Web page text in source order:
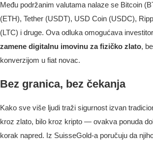
Među podržanim valutama nalaze se Bitcoin
(ETH), Tether (USDT), USD Coin (USDC),
(LTC) i druge. Ova odluka omogućava
zamene digitalnu imovinu za fizičko zlato,
konverzijom u fiat novac.
Bez granica, bez čekanja
Kako sve više ljudi traži sigurnost izvan
kroz zlato, bilo kroz kripto — ovakva ponuda
korak napred. Iz SuisseGold-a poručuju da